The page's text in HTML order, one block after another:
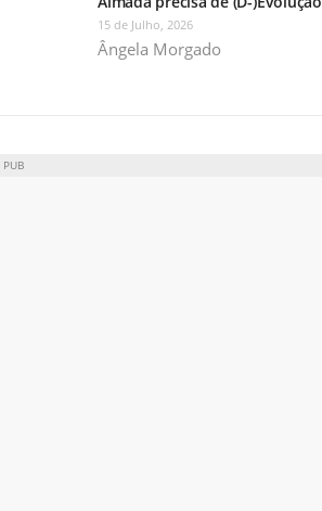
15 de Julho, 2026
Ângela Morgado
PUB